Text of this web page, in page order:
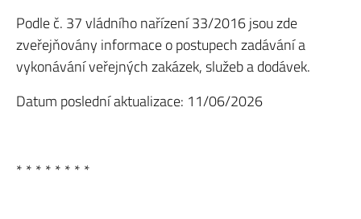
Podle č. 37 vládního nařízení 33/2016 jsou zde
zveřejňovány informace o postupech zadávání a
vykonávání veřejných zakázek, služeb a dodávek.
Datum poslední aktualizace: 11/06/2026
* * * * * * * *